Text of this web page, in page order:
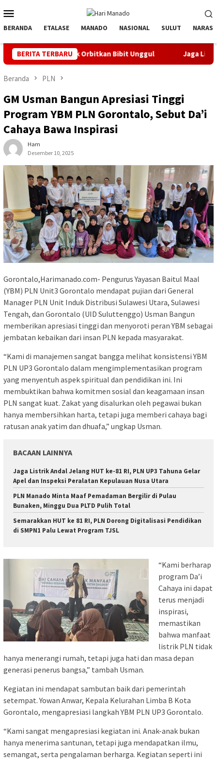
ke
kontenMobile
BERANDA ETALASE MANADO NASIONAL SULUT NARASI
BERITA TERBARU
Orbitkan Bibit Unggul Jaga Listrik Andal Jelang
Beranda PLN
GM Usman Bangun Apresiasi Tinggi
Program YBM PLN Gorontalo, Sebut Da’i
Cahaya Bawa Inspirasi
Ham
Desember 10, 2025
Gorontalo,Harimanado.com- Pengurus Yayasan Baitul Maal
(YBM) PLN Unit3 Gorontalo mendapat pujian dari General
Manager PLN Unit Induk Distribusi Sulawesi Utara, Sulawesi
Tengah, dan Gorontalo (UID Suluttenggo) Usman Bangun
memberikan apresiasi tinggi dan menyoroti peran YBM sebagai
jembatan kebaikan dari insan PLN kepada masyarakat.
“Kami di manajemen sangat bangga melihat konsistensi YBM
PLN UP3 Gorontalo dalam mengimplementasikan program
yang menyentuh aspek spiritual dan pendidikan ini. Ini
membuktikan bahwa komitmen sosial dan keagamaan insan
PLN sangat kuat. Zakat yang disalurkan oleh pegawai bukan
hanya membersihkan harta, tetapi juga memberi cahaya bagi
ratusan anak yatim dan dhuafa,” ungkap Usman.
BACAAN LAINNYA
Jaga Listrik Andal Jelang HUT ke-81 RI, PLN UP3 Tahuna Gelar
Apel dan Inspeksi Peralatan Kepulauan Nusa Utara
PLN Manado Minta Maaf Pemadaman Bergilir di Pulau
Bunaken, Minggu Dua PLTD Pulih Total
Semarakkan HUT ke 81 RI, PLN Dorong Digitalisasi Pendidikan
di SMPN1 Palu Lewat Program TJSL
“Kami berharap
program Da’i
Cahaya ini dapat
terus menjadi
inspirasi,
memastikan
bahwa manfaat
listrik PLN tidak
hanya menerangi rumah, tetapi juga hati dan masa depan
generasi penerus bangsa,” tambah Usman.
Kegiatan ini mendapat sambutan baik dari pemerintah
setempat. Yowan Anwar, Kepala Kelurahan Limba B Kota
Gorontalo, mengapresiasi langkah YBM PLN UP3 Gorontalo.
“Kami sangat mengapresiasi kegiatan ini. Anak-anak bukan
hanya menerima santunan, tetapi juga mendapatkan ilmu,
semangat, serta pengalaman berharga. Kegiatan seperti ini